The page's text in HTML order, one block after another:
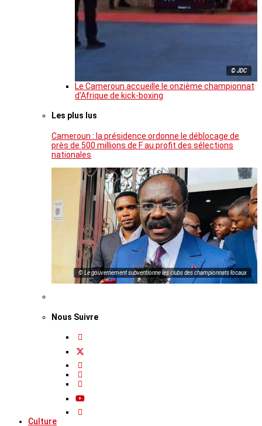
© JDC
Le Cameroun accueille le onzième championnat
d’Afrique de kick-boxing
Les plus lus
Cameroun : la présidence ordonne le déblocage de
près de 500 millions de F au profit des sélections
nationales
© Le gouvernement subventionne les clubs des championnats locaux
Nous Suivre
Culture